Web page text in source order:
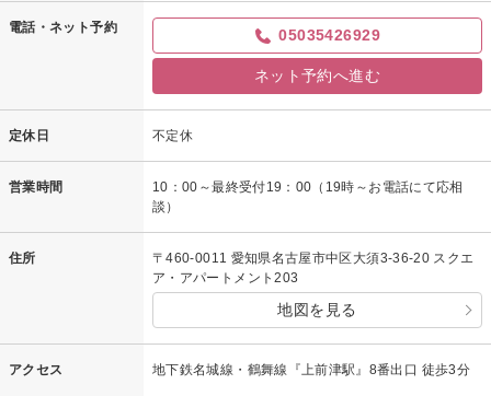
電話・ネット予約 05035426929
ネット予約へ進む
定休日 不定休
営業時間
10：00～最終受付19：00（19時～お電話にて応相
談）
住所
〒460-0011 愛知県名古屋市中区大須3-36-20 スクエ
ア・アパートメント203
地図を見る
アクセス 地下鉄名城線・鶴舞線『上前津駅』8番出口 徒歩3分